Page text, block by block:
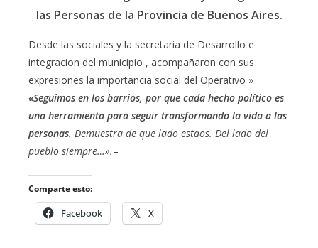
las Personas de la Provincia de Buenos Aires.
Desde las sociales y la secretaria de Desarrollo e
integracion del municipio , acompañaron con sus
expresiones la importancia social del Operativo »
«Seguimos en los barrios, por que cada hecho político es
una herramienta para seguir transformando la vida a las
personas. Demuestra de que lado estaos. Del lado del
pueblo siempre…».–
Comparte esto:
Facebook X